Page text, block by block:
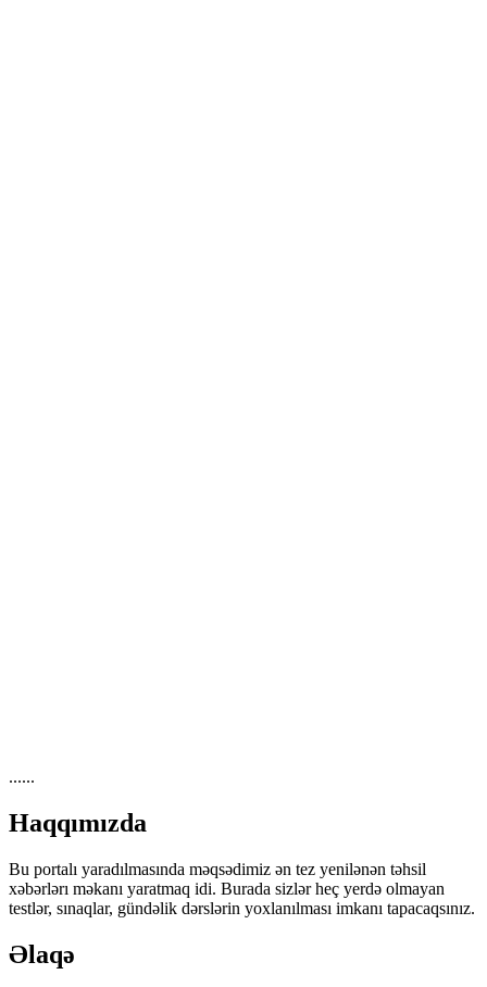
......
Haqqımızda
Bu portalı yaradılmasında məqsədimiz ən tez yenilənən təhsil
xəbərlərı məkanı yaratmaq idi. Burada sizlər heç yerdə olmayan
testlər, sınaqlar, gündəlik dərslərin yoxlanılması imkanı tapacaqsınız.
Əlaqə